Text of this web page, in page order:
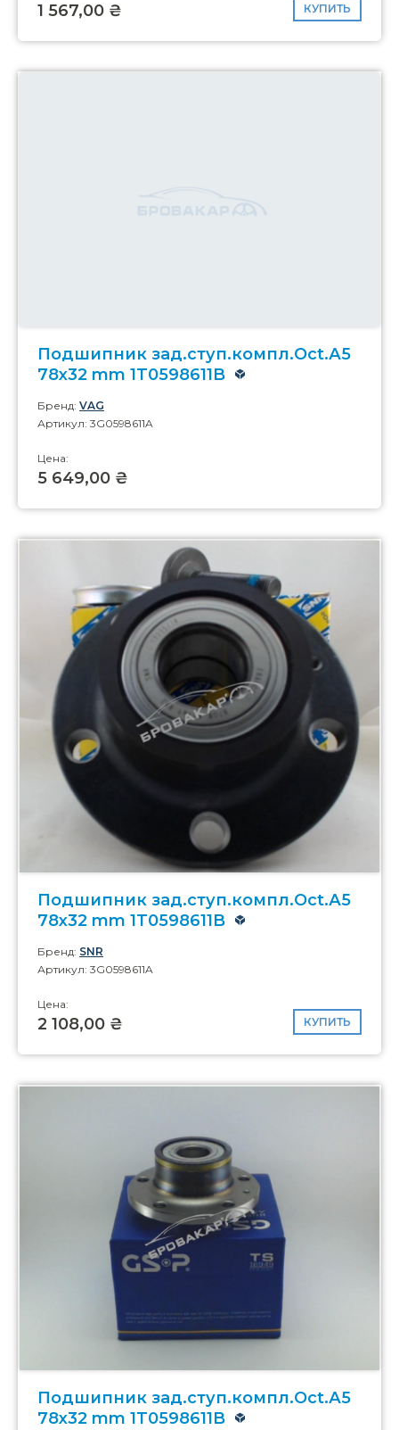
1 567,00 ₴ КУПИТЬ
Подшипник зад.ступ.компл.Oct.А5
78x32 mm 1T0598611B
Бренд: VAG
Артикул: 3G0598611A
Цена:
5 649,00 ₴
Подшипник зад.ступ.компл.Oct.А5
78x32 mm 1T0598611B
Бренд: SNR
Артикул: 3G0598611A
Цена:
2 108,00 ₴ КУПИТЬ
Подшипник зад.ступ.компл.Oct.А5
78x32 mm 1T0598611B